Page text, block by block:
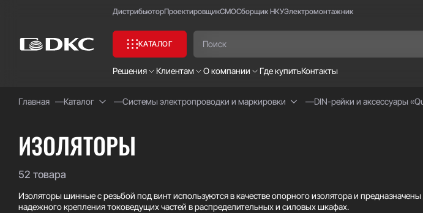
ДистрибьюторПроектировщикСМОСборщик НКУЭлектромонтажник
КАТАЛОГ
Решения Клиентам О компании Где купитьКонтакты
Главная Каталог Системы электропроводки и маркировки DIN-рейки и аксессуары
ИЗОЛЯТОРЫ
52 товара
Изоляторы шинные с резьбой под винт используются в качестве опорного изолятора и предназначены
надежного крепления токоведущих частей в распределительных и силовых шкафах.